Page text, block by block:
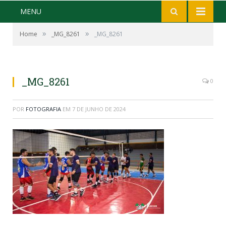
MENU
Home » _MG_8261 » _MG_8261
_MG_8261 0
POR FOTOGRAFIA EM 7 DE JUNHO DE 2024